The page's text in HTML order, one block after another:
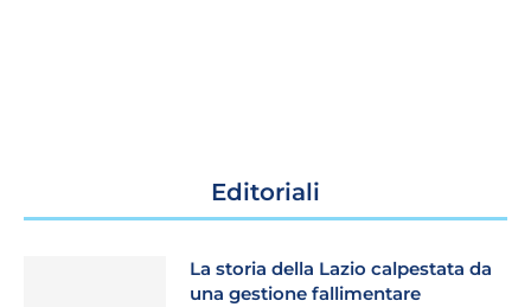
Editoriali
La storia della Lazio calpestata da
una gestione fallimentare